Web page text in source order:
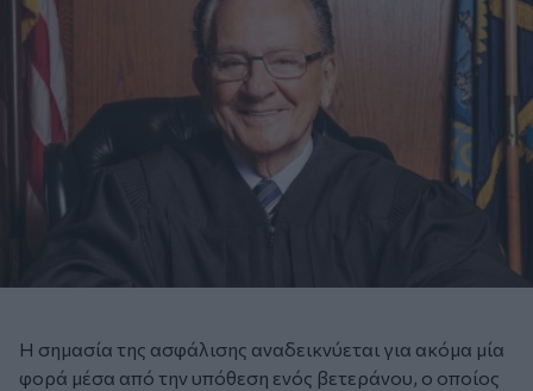
Η σημασία της ασφάλισης αναδεικνύεται για ακόμα μία
φορά μέσα από την υπόθεση ενός βετεράνου, ο οποίος